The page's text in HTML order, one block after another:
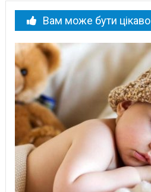
Вам може бути цікаво